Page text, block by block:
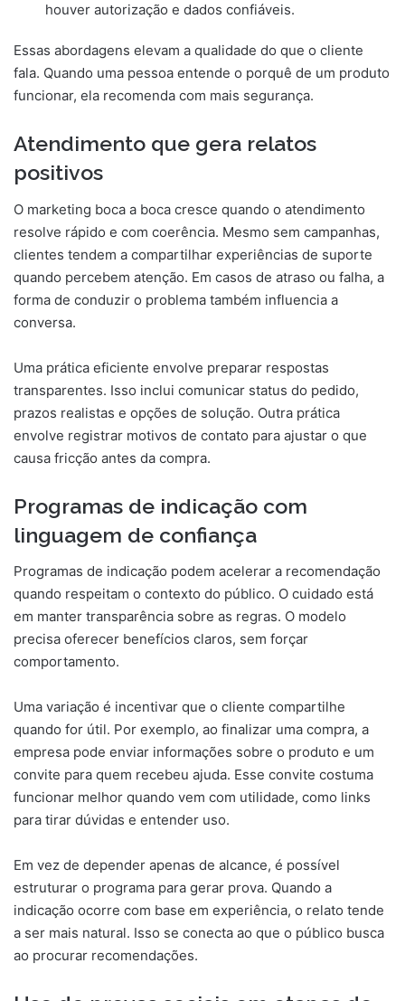
houver autorização e dados confiáveis.
Essas abordagens elevam a qualidade do que o cliente
fala. Quando uma pessoa entende o porquê de um produto
funcionar, ela recomenda com mais segurança.
Atendimento que gera relatos
positivos
O marketing boca a boca cresce quando o atendimento
resolve rápido e com coerência. Mesmo sem campanhas,
clientes tendem a compartilhar experiências de suporte
quando percebem atenção. Em casos de atraso ou falha, a
forma de conduzir o problema também influencia a
conversa.
Uma prática eficiente envolve preparar respostas
transparentes. Isso inclui comunicar status do pedido,
prazos realistas e opções de solução. Outra prática
envolve registrar motivos de contato para ajustar o que
causa fricção antes da compra.
Programas de indicação com
linguagem de confiança
Programas de indicação podem acelerar a recomendação
quando respeitam o contexto do público. O cuidado está
em manter transparência sobre as regras. O modelo
precisa oferecer benefícios claros, sem forçar
comportamento.
Uma variação é incentivar que o cliente compartilhe
quando for útil. Por exemplo, ao finalizar uma compra, a
empresa pode enviar informações sobre o produto e um
convite para quem recebeu ajuda. Esse convite costuma
funcionar melhor quando vem com utilidade, como links
para tirar dúvidas e entender uso.
Em vez de depender apenas de alcance, é possível
estruturar o programa para gerar prova. Quando a
indicação ocorre com base em experiência, o relato tende
a ser mais natural. Isso se conecta ao que o público busca
ao procurar recomendações.